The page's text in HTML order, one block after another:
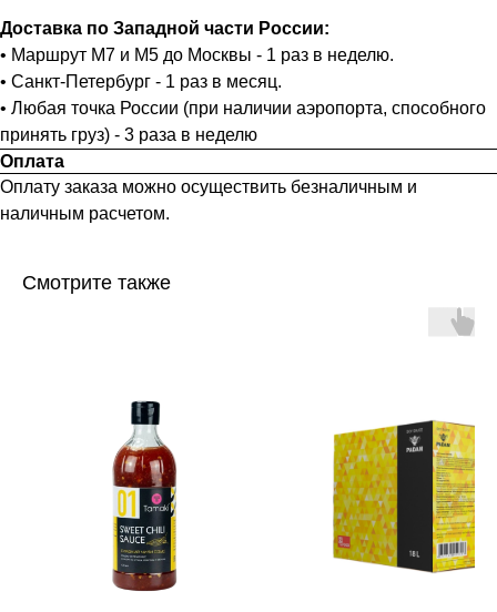
Доставка по Западной части России:
• Маршрут М7 и М5 до Москвы - 1 раз в неделю.
• Санкт-Петербург - 1 раз в месяц.
• Любая точка России (при наличии аэропорта, способного
принять груз) - 3 раза в неделю
Оплата
Оплату заказа можно осуществить безналичным и
наличным расчетом.
Смотрите также